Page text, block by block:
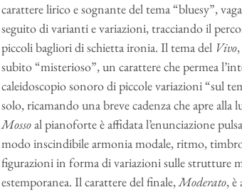
carattere lirico e sognante del tema “bluesy”,
seguito di varianti e variazioni, tracciando il
piccoli bagliori di schietta ironia. Il tema del Vivo
subito “misterioso”, un carattere che permea
caleidoscopio sonoro di piccole variazioni “sul
solo, ricamando una breve cadenza che apre
Mossoal pianoforte è affidata l’enunciazione
modo inscindibile armonia modale, ritmo,
figurazioni in forma di variazioni sulle strutture
estemporanea. Il carattere del finale,Moderato, è